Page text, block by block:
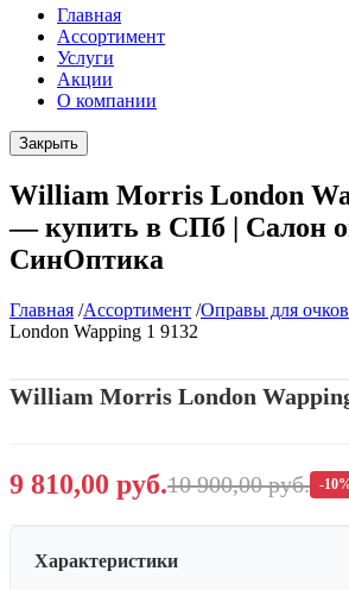
Главная
Ассортимент
Услуги
Акции
О компании
Закрыть
William Morris London
— купить в СПб | Салон
СинОптика
Главная /Ассортимент /Оправы для очков
London Wapping 1 9132
William Morris London
9 810,00 руб.10 900,00 руб. -
Характеристики